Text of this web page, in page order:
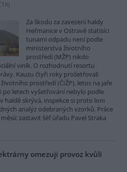
)
Za škodu za zavezení haldy
Heřmanice v Ostravě statisíci
tunami odpadu není podle
ministerstva životního
prostředí (MŽP) nikdo
viník. O rozhodnutí resortu
Kauzu čtyři roky prošetřovali
prostředí (ČIŽP), letos na jaře
po letech vyšetřování nebylo podle
haldě skrývá, inspekce si proto loni
analýz odebraných vzorků. Práce
zastavit šéf úřadu Pavel Straka
omezují provoz kvůli